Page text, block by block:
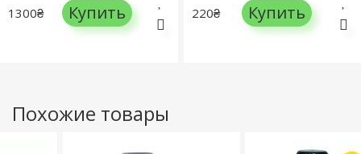
1300₴ Купить 220₴ Купить
Похожие товары